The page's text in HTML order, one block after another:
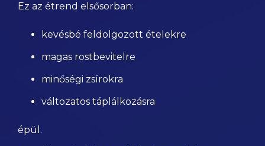
Ez az étrend elsősorban:
kevésbé feldolgozott ételekre
magas rostbevitelre
minőségi zsírokra
változatos táplálkozásra
épül.